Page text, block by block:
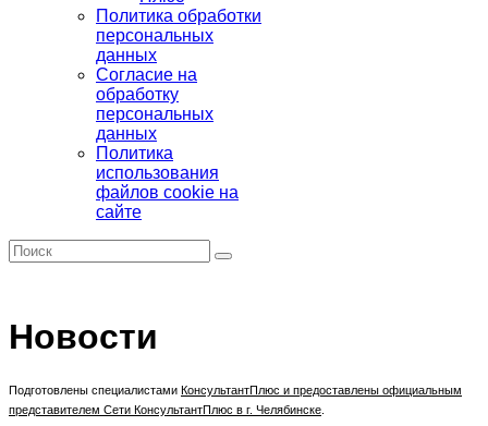
Политика обработки
персональных
данных
Согласие на
обработку
персональных
данных
Политика
использования
файлов cookie на
сайте
Новости
Подготовлены специалистами КонсультантПлюс и предоставлены официальным
представителем Сети КонсультантПлюс в г. Челябинске